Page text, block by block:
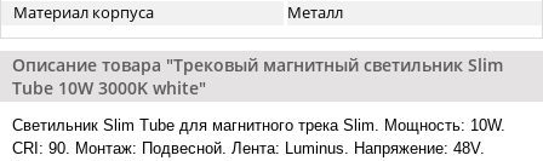
Материал корпуса
Металл
Описание товара "Трековый магнитный светильник Slim
Tube 10W 3000K white"
Светильник Slim Tube для магнитного трека Slim. Мощность: 10W.
CRI: 90. Монтаж: Подвесной. Лента: Luminus. Напряжение: 48V.